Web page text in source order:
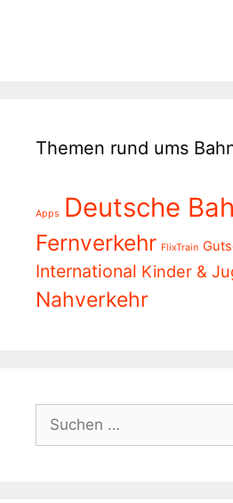
Themen rund ums
Apps Deutsche
Fernverkehr FlixTrain
International Kinder &
Nahverkehr
nach: